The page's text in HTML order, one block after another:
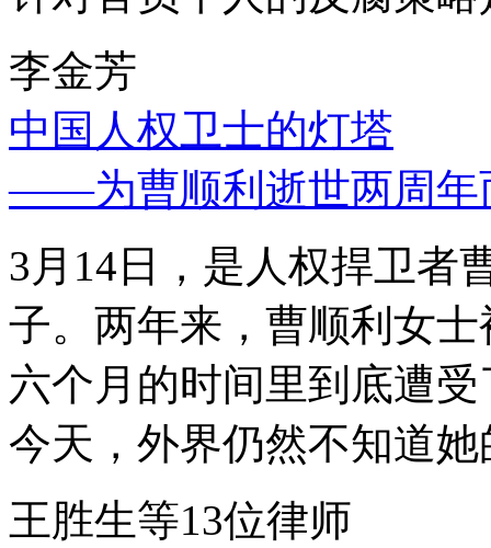
李金芳
中国人权卫士的灯塔
——为曹顺利逝世两周年
3月14日，是人权捍卫者
子。两年来，曹顺利女
六个月的时间里到底遭
今天，外界仍然不知道
王胜生等13位律师